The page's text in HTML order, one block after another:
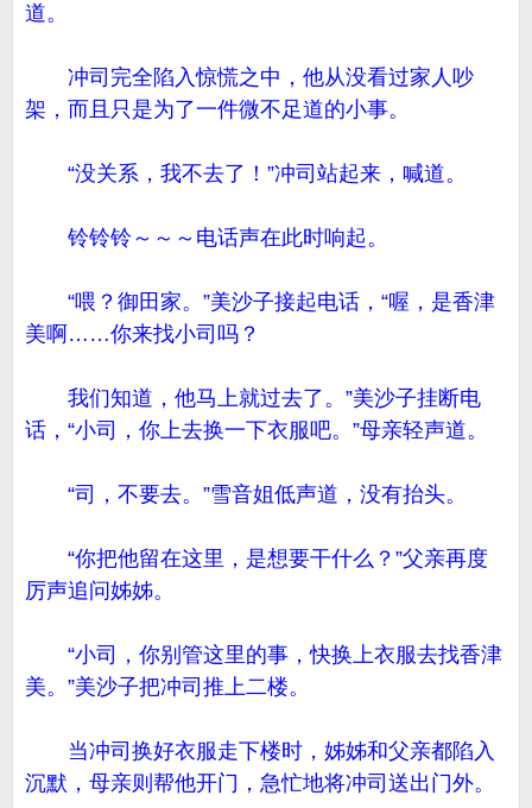
道。
冲司完全陷入惊慌之中，他从没看过家人吵
架，而且只是为了一件微不足道的小事。
“没关系，我不去了！”冲司站起来，喊道。
铃铃铃～～～电话声在此时响起。
“喂？御田家。”美沙子接起电话，“喔，是香津
美啊……你来找小司吗？
我们知道，他马上就过去了。”美沙子挂断电
话，“小司，你上去换一下衣服吧。”母亲轻声道。
“司，不要去。”雪音姐低声道，没有抬头。
“你把他留在这里，是想要干什么？”父亲再度
厉声追问姊姊。
“小司，你别管这里的事，快换上衣服去找香津
美。”美沙子把冲司推上二楼。
当冲司换好衣服走下楼时，姊姊和父亲都陷入
沉默，母亲则帮他开门，急忙地将冲司送出门外。